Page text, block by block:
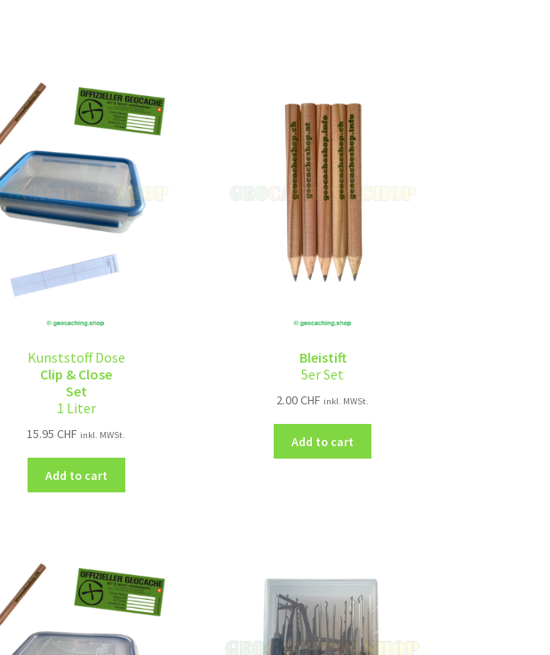
Kunststoff Dose
Clip & Close
Set
1 Liter
15.95CHF inkl. MWSt.
Add to cart
Bleistift
5er Set
2.00CHF inkl. MWSt.
Add to cart